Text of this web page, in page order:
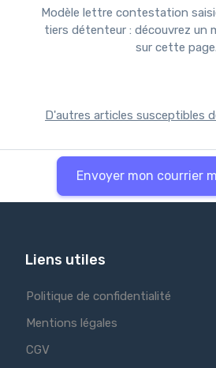
Modèle lettre contestation
tiers détenteur : découvrez un
sur cette page.
D'autres articles susceptibles
Envoyer mon courrier
Liens utiles
Politique de confidentialité
Mentions légales
CGV